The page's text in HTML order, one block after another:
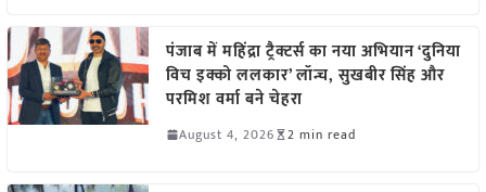
पंजाब में महिंद्रा ट्रैक्टर्स का नया अभियान ‘दुनिया
विच इक्को ललकार’ लॉन्च, सुखबीर सिंह और
परमिश वर्मा बने चेहरा
August 4, 2026 2 min read